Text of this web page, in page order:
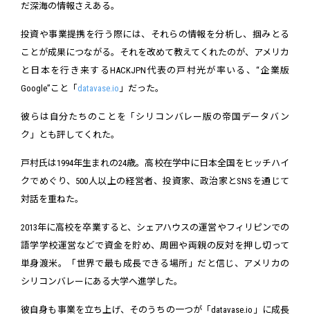
だ深海の情報さえある。
投資や事業提携を行う際には、それらの情報を分析し、掴みとる
ことが成果につながる。それを改めて教えてくれたのが、アメリカ
と日本を行き来するHACKJPN代表の戸村光が率いる、“企業版
Google”こと「 datavase.io 」だった。
彼らは自分たちのことを「シリコンバレー版の帝国データバン
ク」とも評してくれた。
戸村氏は1994年生まれの24歳。高校在学中に日本全国をヒッチハイ
クでめぐり、500人以上の経営者、投資家、政治家とSNSを通じて
対話を重ねた。
2013年に高校を卒業すると、シェアハウスの運営やフィリピンでの
語学学校運営などで資金を貯め、周囲や両親の反対を押し切って
単身渡米。「世界で最も成長できる場所」だと信じ、アメリカの
シリコンバレーにある大学へ進学した。
彼自身も事業を立ち上げ、そのうちの一つが「datavase.io」に成長